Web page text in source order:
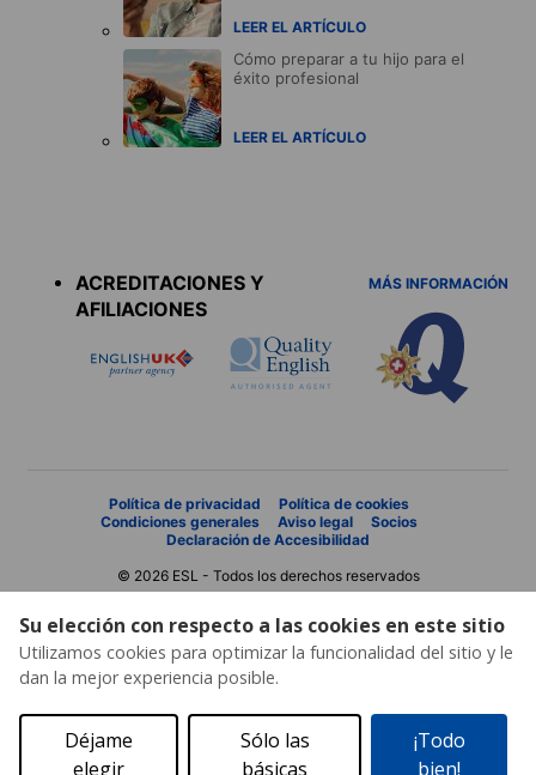
Su elección con respecto a las cookies en este sitio
Utilizamos cookies para optimizar la funcionalidad del sitio y le
dan la mejor experiencia posible.
¡Todo
bien!
Sólo las
básicas
Déjame
elegir
LEER EL ARTÍCULO
Cómo preparar a tu hijo para el
éxito profesional
LEER EL ARTÍCULO
ACREDITACIONES Y
AFILIACIONES
MÁS INFORMACIÓN
Política de privacidad
Política de cookies
Condiciones generales
Aviso legal
Socios
Declaración de Accesibilidad
© 2026 ESL - Todos los derechos reservados